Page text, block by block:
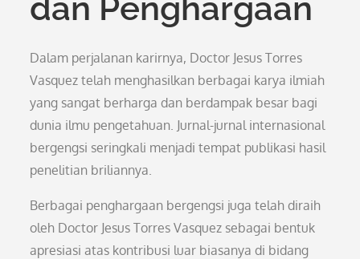
dan Penghargaan
Dalam perjalanan karirnya, Doctor Jesus Torres
Vasquez telah menghasilkan berbagai karya ilmiah
yang sangat berharga dan berdampak besar bagi
dunia ilmu pengetahuan. Jurnal-jurnal internasional
bergengsi seringkali menjadi tempat publikasi hasil
penelitian briliannya.
Berbagai penghargaan bergengsi juga telah diraih
oleh Doctor Jesus Torres Vasquez sebagai bentuk
apresiasi atas kontribusi luar biasanya di bidang